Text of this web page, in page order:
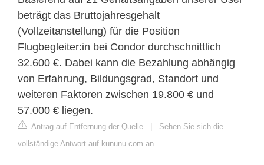
beträgt das Bruttojahresgehalt
(Vollzeitanstellung) für die Position
Flugbegleiter:in bei Condor durchschnittlich
32.600 €. Dabei kann die Bezahlung abhängig
von Erfahrung, Bildungsgrad, Standort und
weiteren Faktoren zwischen 19.800 € und
57.000 € liegen.
Antrag auf Entfernung der Quelle | Sehen Sie sich die
vollständige Antwort auf kununu.com an